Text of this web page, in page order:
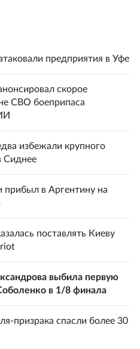
предприятия в Уфе
скорое
СВО боеприпаса
избежали крупного
Сиднее
в Аргентину на
поставлять Киеву
выбила первую
в 1/8 финала
призрака спасли более 30